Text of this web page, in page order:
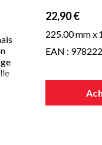
22,90 €
225.00 mm x
EAN :